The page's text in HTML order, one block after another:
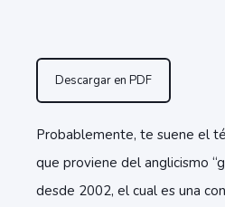
Descargar en PDF
Probablemente, te suene el
que proviene del anglicismo
desde 2002, el cual es una